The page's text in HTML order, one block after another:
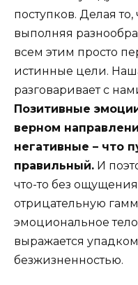
поступков. Делая то,
выполняя
всем этим просто
истинные цели.
разговаривает с
Позитивные
верном
негативные – что
правильный. И
что-то без
отрицательную
эмоциональное
выражается
безжизненностью.